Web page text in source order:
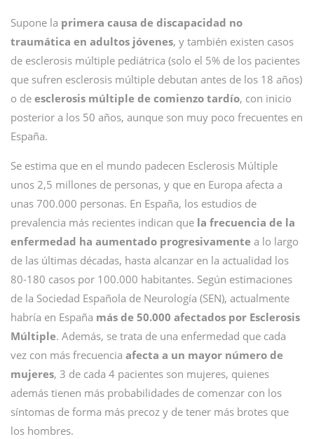
Supone la primera causa de discapacidad no
traumática en adultos jóvenes, y también existen casos
de esclerosis múltiple pediátrica (solo el 5% de los pacientes
que sufren esclerosis múltiple debutan antes de los 18 años)
o de esclerosis múltiple de comienzo tardío, con inicio
posterior a los 50 años, aunque son muy poco frecuentes en
España.
Se estima que en el mundo padecen Esclerosis Múltiple
unos 2,5 millones de personas, y que en Europa afecta a
unas 700.000 personas. En España, los estudios de
prevalencia más recientes indican que la frecuencia de la
enfermedad ha aumentado progresivamente a lo largo
de las últimas décadas, hasta alcanzar en la actualidad los
80-180 casos por 100.000 habitantes. Según estimaciones
de la Sociedad Española de Neurología (SEN), actualmente
habría en España más de 50.000 afectados por Esclerosis
Múltiple. Además, se trata de una enfermedad que cada
vez con más frecuencia afecta a un mayor número de
mujeres, 3 de cada 4 pacientes son mujeres, quienes
además tienen más probabilidades de comenzar con los
síntomas de forma más precoz y de tener más brotes que
los hombres.